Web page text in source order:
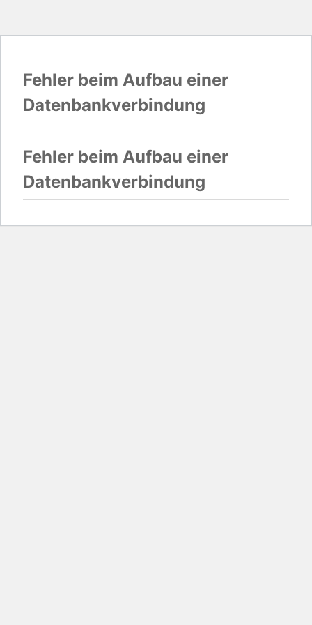
Fehler beim Aufbau einer
Datenbankverbindung
Fehler beim Aufbau einer
Datenbankverbindung